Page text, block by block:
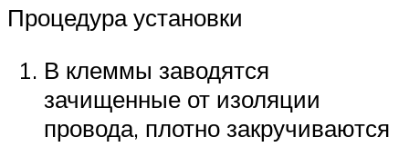
Процедура установки
В клеммы заводятся
зачищенные от изоляции
провода, плотно закручиваются